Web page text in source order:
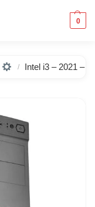
0
/ Intel i3 – 2021 –